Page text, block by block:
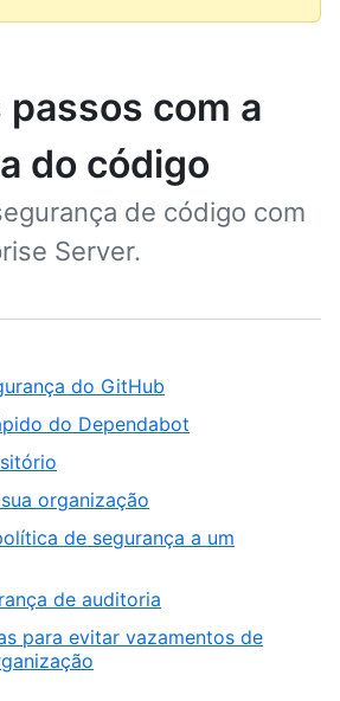
com a
do código
de código com
Server.
do GitHub
do Dependabot
organização
de segurança a um
de auditoria
para evitar vazamentos de